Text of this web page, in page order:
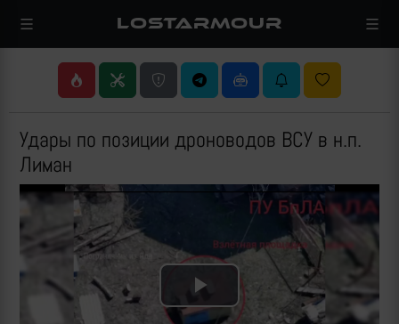
LOSTARMOUR
Удары по позиции дроноводов ВСУ в н.п.
Лиман
Play